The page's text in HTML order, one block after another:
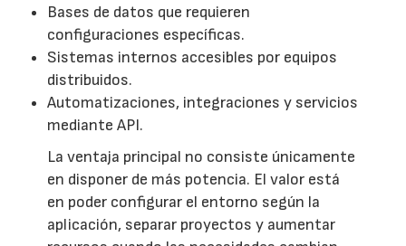
Bases de datos que requieren
configuraciones específicas.
Sistemas internos accesibles por equipos
distribuidos.
Automatizaciones, integraciones y servicios
mediante API.
La ventaja principal no consiste únicamente
en disponer de más potencia. El valor está
en poder configurar el entorno según la
aplicación, separar proyectos y aumentar